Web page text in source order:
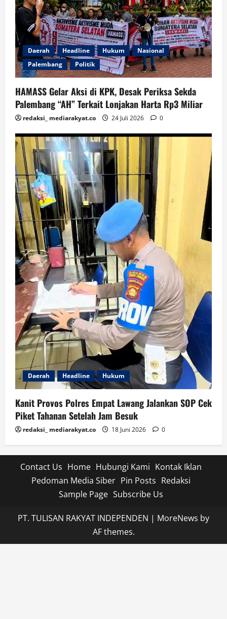
Daerah Headline Hukum
Nasional
Palembang
Politik
HAMASS Gelar Aksi di KPK, Desak Periksa Sekda
Palembang “AH” Terkait Lonjakan Harta Rp3 Miliar
redaksi_ mediarakyat.co 24 Juli 2026 0
Daerah Headline Hukum
Kanit Provos Polres Empat Lawang Jalankan SOP Cek
Piket Tahanan Setelah Jam Besuk
redaksi_ mediarakyat.co 18 Juni 2026 0
Contact Us Home Hubungi Kami Kontak Iklan
Pedoman Media Siber Pin Posts Redaksi
Sample Page Subscribe Us
PT. TULISAN RAKYAT INDEPENDEN | MoreNews by
AF themes.